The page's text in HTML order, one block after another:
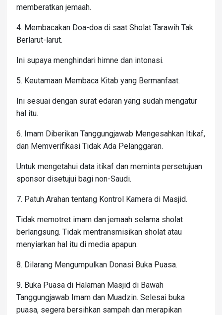
memberatkan jemaah.
4. Membacakan Doa-doa di saat Sholat Tarawih Tak
Berlarut-larut.
Ini supaya menghindari himne dan intonasi.
5. Keutamaan Membaca Kitab yang Bermanfaat.
Ini sesuai dengan surat edaran yang sudah mengatur
hal itu.
6. Imam Diberikan Tanggungjawab Mengesahkan Itikaf,
dan Memverifikasi Tidak Ada Pelanggaran.
Untuk mengetahui data itikaf dan meminta persetujuan
sponsor disetujui bagi non-Saudi.
7. Patuh Arahan tentang Kontrol Kamera di Masjid.
Tidak memotret imam dan jemaah selama sholat
berlangsung. Tidak mentransmisikan sholat atau
menyiarkan hal itu di media apapun.
8. Dilarang Mengumpulkan Donasi Buka Puasa.
9. Buka Puasa di Halaman Masjid di Bawah
Tanggungjawab Imam dan Muadzin. Selesai buka
puasa, segera bersihkan sampah dan merapikan